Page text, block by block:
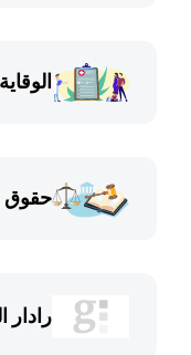
الوقاية
حقوق
رادار